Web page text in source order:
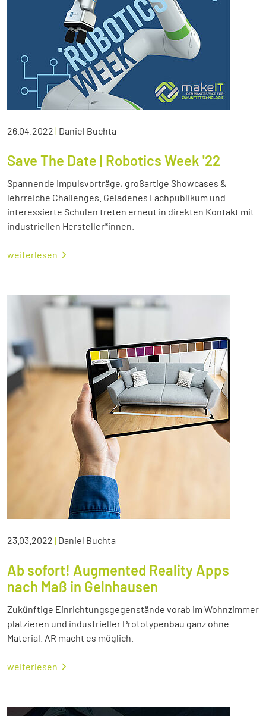
26.04.2022 | Daniel Buchta
Save The Date | Robotics Week '22
Spannende Impulsvorträge, großartige Showcases &
lehrreiche Challenges. Geladenes Fachpublikum und
interessierte Schulen treten erneut in direkten Kontakt mit
industriellen Hersteller*innen.
weiterlesen
23.03.2022 | Daniel Buchta
Ab sofort! Augmented Reality Apps
nach Maß in Gelnhausen
Zukünftige Einrichtungsgegenstände vorab im Wohnzimmer
platzieren und industrieller Prototypenbau ganz ohne
Material. AR macht es möglich.
weiterlesen